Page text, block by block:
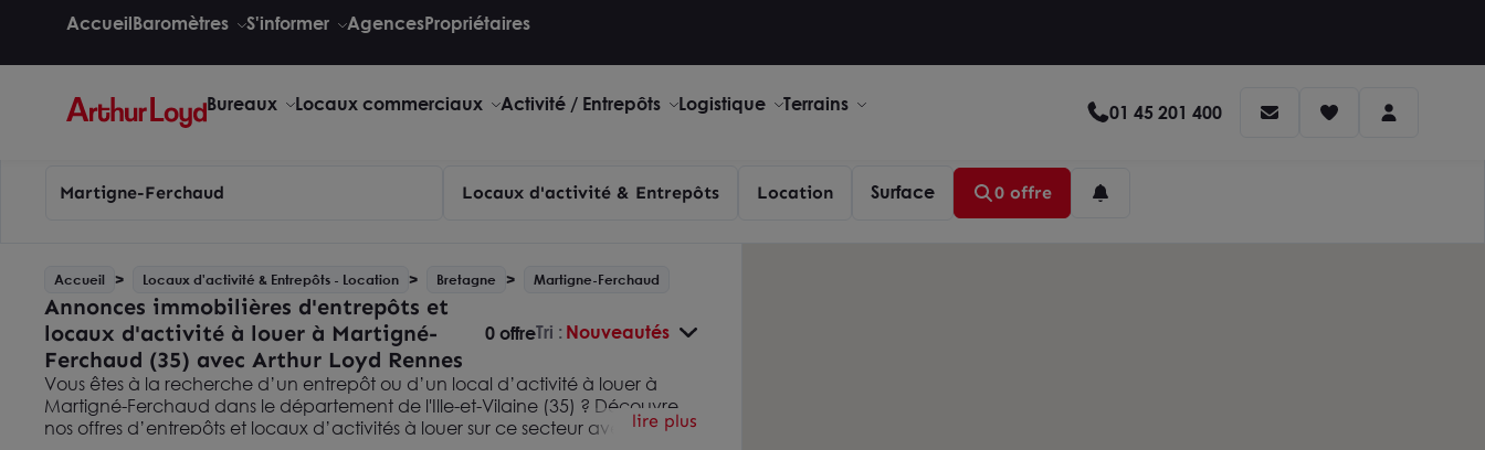
AccueilBaromètres S'informer AgencesPropriétaires
Bureaux Locaux commerciaux Activité / Entrepôts Logistique Terrains 01 45 201 400
Martigne-Ferchaud Locaux d'activité & Entrepôts Location Surface 0 offre
Accueil Locaux d'activité & Entrepôts - Location Bretagne Martigne-Ferchaud
Annonces immobilières d'entrepôts et
locaux d'activité à louer à Martigné-
Ferchaud (35) avec Arthur Loyd Rennes
0 offreTri : Nouveautés
Vous êtes à la recherche d’un entrepôt ou d’un local d’activité à louer à
Martigné-Ferchaud dans le département de l'Ille-et-Vilaine (35) ? Découvrez
nos offres d’entrepôts et locaux d’activités à louer sur ce secteur avec Arthur
lire plus